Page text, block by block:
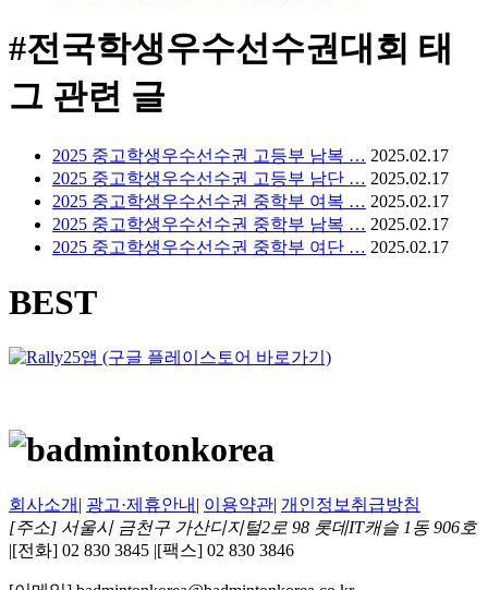
#전국학생우수선수권대회 태
그 관련 글
2025 중고학생우수선수권 고등부 남복 … 2025.02.17
2025 중고학생우수선수권 고등부 남단 … 2025.02.17
2025 중고학생우수선수권 중학부 여복 … 2025.02.17
2025 중고학생우수선수권 중학부 남복 … 2025.02.17
2025 중고학생우수선수권 중학부 여단 … 2025.02.17
BEST
회사소개 | 광고·제휴안내 | 이용약관| 개인정보취급방침
[주소] 서울시 금천구 가산디지털2로 98 롯데IT캐슬 1동 906호
|[전화] 02 830 3845 |[팩스] 02 830 3846